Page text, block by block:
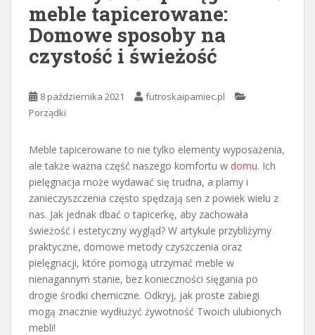
meble tapicerowane:
Domowe sposoby na
czystość i świeżość
8 października 2021
futroskaipamiec.pl
Porządki
Meble tapicerowane to nie tylko elementy wyposażenia,
ale także ważna część naszego komfortu w domu. Ich
pielęgnacja może wydawać się trudna, a plamy i
zanieczyszczenia często spędzają sen z powiek wielu z
nas. Jak jednak dbać o tapicerkę, aby zachowała
świeżość i estetyczny wygląd? W artykule przybliżymy
praktyczne, domowe metody czyszczenia oraz
pielęgnacji, które pomogą utrzymać meble w
nienagannym stanie, bez konieczności sięgania po
drogie środki chemiczne. Odkryj, jak proste zabiegi
mogą znacznie wydłużyć żywotność Twoich ulubionych
mebli!